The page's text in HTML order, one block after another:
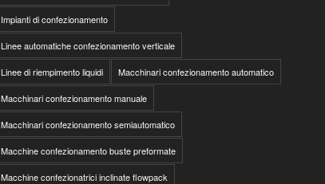
Impianti di confezionamento
Linee automatiche confezionamento verticale
Linee di riempimento liquidi Macchinari confezionamento automatico
Macchinari confezionamento manuale
Macchinari confezionamento semiautomatico
Macchine confezionamento buste preformate
Macchine confezionatrici inclinate flowpack